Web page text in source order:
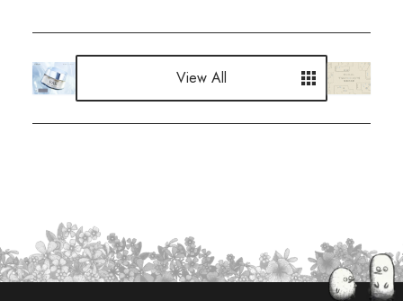
View All
View All